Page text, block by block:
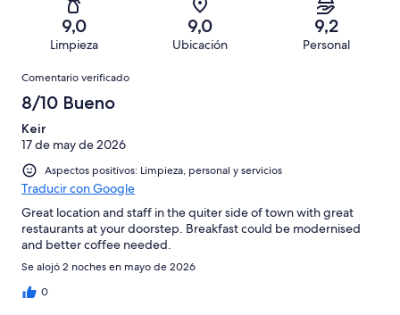
puntuación
puntuación
puntuación
Normal
una
puntuación
Mediocre
82
una
puntuación
de
9,0
Limpieza
9,0
Ubicación
9,2
Personal
Comentarios
Comentario verificado
8/10 Bueno
Keir
17 de may de 2026
Aspectos positivos: Limpieza, personal y servicios
Traducir con Google
Great location and staff in the quiter side of town with great
restaurants at your doorstep. Breakfast could be modernised
and better coffee needed.
Se alojó 2 noches en mayo de 2026
0